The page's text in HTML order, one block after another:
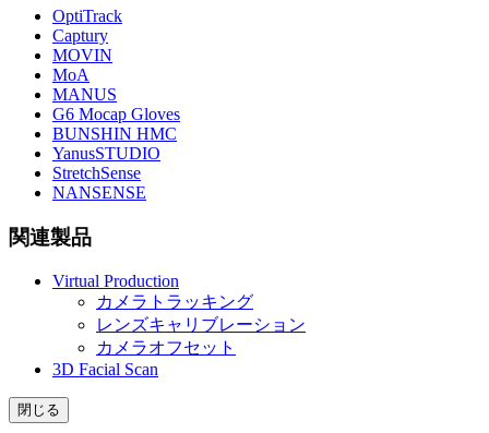
OptiTrack
Captury
MOVIN
MoA
MANUS
G6 Mocap Gloves
BUNSHIN HMC
YanusSTUDIO
StretchSense
NANSENSE
関連製品
Virtual Production
カメラトラッキング
レンズキャリブレーション
カメラオフセット
3D Facial Scan
閉じる